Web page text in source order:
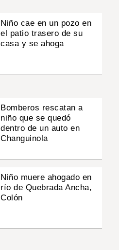
Niño cae en un pozo en
el patio trasero de su
casa y se ahoga
Bomberos rescatan a
niño que se quedó
dentro de un auto en
Changuinola
Niño muere ahogado en
río de Quebrada Ancha,
Colón